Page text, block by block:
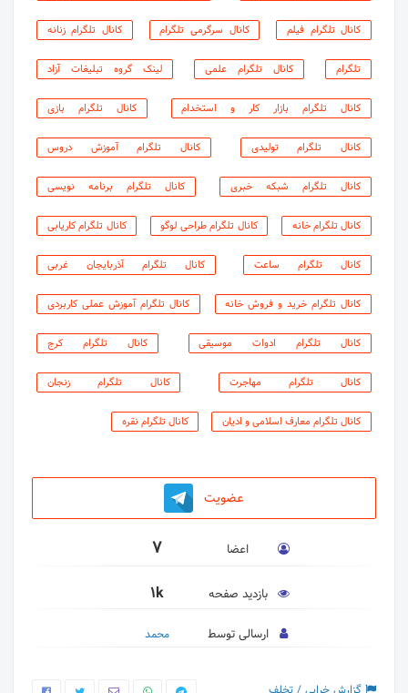
کانال تلگرام فیلم کانال سرگرمی تلگرام کانال تلگرام زنانه
تلگرام کانال تلگرام علمی لینک گروه تبلیغات آزاد
کانال تلگرام بازار کار و استخدام کانال تلگرام بازی
کانال تلگرام تولیدی کانال تلگرام آموزش دروس
کانال تلگرام شبکه خبری کانال تلگرام برنامه نویسی
کانال تلگرام خانه کانال تلگرام طراحی لوگو کانال تلگرام کاریابی
کانال تلگرام ساعت کانال تلگرام آذربایجان غربی
کانال تلگرام خرید و فروش خانه کانال تلگرام آموزش عملی کاربردی
کانال تلگرام ادوات موسیقی کانال تلگرام کرج
کانال تلگرام مهاجرت کانال تلگرام زنجان
کانال تلگرام معارف اسلامی و ادیان کانال تلگرام نقره
عضویت
اعضا 7
بازدید صفحه 1k
ارسالی توسط محمد